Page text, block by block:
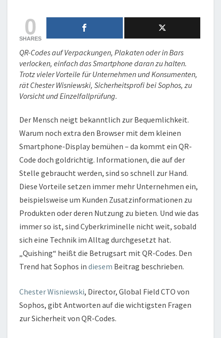
0
SHARES
QR-Codes auf Verpackungen, Plakaten oder in Bars
verlocken, einfach das Smartphone daran zu halten.
Trotz vieler Vorteile für Unternehmen und Konsumenten,
rät Chester Wisniewski, Sicherheitsprofi bei Sophos, zu
Vorsicht und Einzelfallprüfung.
Der Mensch neigt bekanntlich zur Bequemlichkeit.
Warum noch extra den Browser mit dem kleinen
Smartphone-Display bemühen – da kommt ein QR-
Code doch goldrichtig. Informationen, die auf der
Stelle gebraucht werden, sind so schnell zur Hand.
Diese Vorteile setzen immer mehr Unternehmen ein,
beispielsweise um Kunden Zusatzinformationen zu
Produkten oder deren Nutzung zu bieten. Und wie das
immer so ist, sind Cyberkriminelle nicht weit, sobald
sich eine Technik im Alltag durchgesetzt hat.
„Quishing“ heißt die Betrugsart mit QR-Codes. Den
Trend hat Sophos in diesem Beitrag beschrieben.
Chester Wisniewski, Director, Global Field CTO von
Sophos, gibt Antworten auf die wichtigsten Fragen
zur Sicherheit von QR-Codes.